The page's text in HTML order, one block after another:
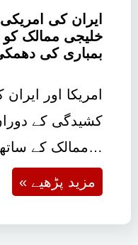
ایران کی
خلیجی ممالک کو
بمباری کی
امریکا اور
کشیدگی کے
ممالک کے ساتھ…
« مزید پڑھیے